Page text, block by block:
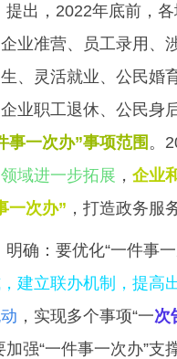
提出，2022年底前，
业准营、员工录用、
、灵活就业、公民婚
业职工退休、公民身
事一次办”事项范围 。
域进一步拓展 ， 企业
一次办” ，打造政务服
明确：要优化“一件事
建立联办机制，提高
，实现多个事项“一次
加强“一件事一次办”支